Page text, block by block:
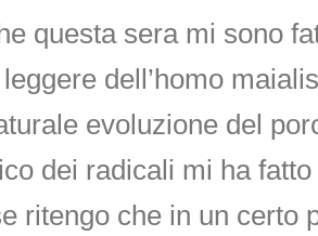
questa sera mi sono
dell’homo
evoluzione del
dei radicali mi ha
ritengo che in un certo